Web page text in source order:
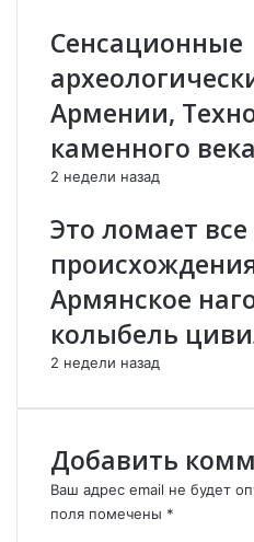
ж
е
ц
а
м
е
н
и
и
Сенсационные
Армении,
каменного
2 недели назад
Это ломает
Армянское
колыбель
2 недели назад
Добавить
Ваш адрес email не будет
поля помечены *